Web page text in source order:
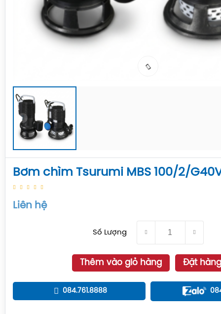
Bơm chìm Tsurumi MBS 100/2/
Liên hệ
Số Lượng
Thêm vào giỏ hàng Đặt hàng
084.761.8888